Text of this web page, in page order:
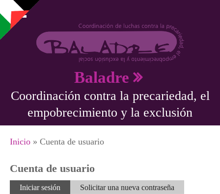
Pasar al contenido principal
Baladre
Coordinación contra la precariedad, el
empobrecimiento y la exclusión
Se encuentra usted aquí
Inicio » Cuenta de usuario
Cuenta de usuario
Solapas principales
Iniciar sesión (solapaSolicitar una nueva contraseña